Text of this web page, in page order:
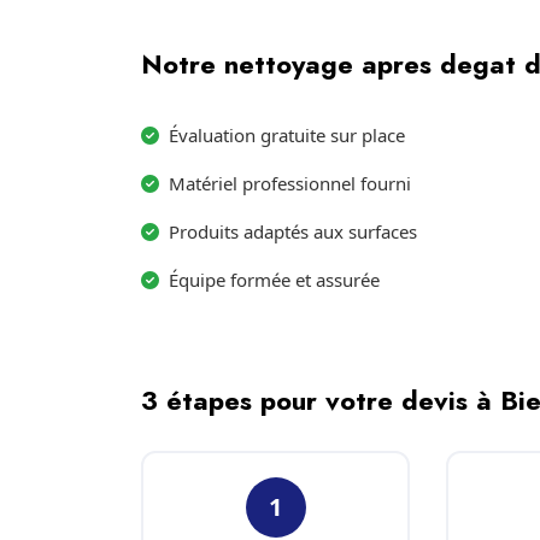
Notre nettoyage apres degat
Évaluation gratuite sur place
Matériel professionnel fourni
Produits adaptés aux surfaces
Équipe formée et assurée
3 étapes pour votre devis à
1